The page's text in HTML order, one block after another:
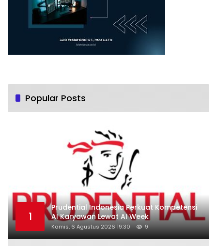
Popular Posts
1
Prudential Indonesia Perkuat Kompetensi
AI Karyawan Lewat AI Week
Kamis, 6 Agustus 2026 19:30 9